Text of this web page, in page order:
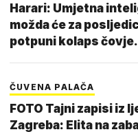
Harari: Umjetna
možda će za
potpuni kolaps
ČUVENA PALAČA
FOTO Tajni zapisi iz ljepotice
Zagreba: Elita na zabavama jela